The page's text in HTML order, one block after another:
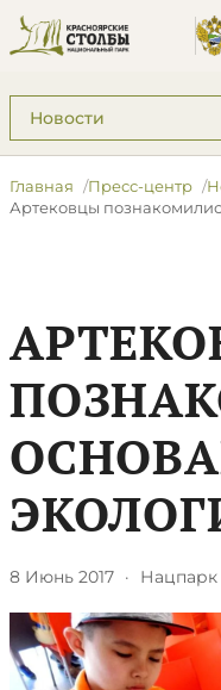
Подразделы: Пресс-
Главная Пресс-центр
Артековцы
8 Июнь 2017 · Нацпарк